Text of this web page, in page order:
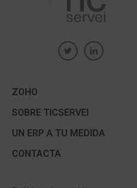
ZOHO
SOBRE TICSERVEI
UN ERP A TU MEDIDA
CONTACTA